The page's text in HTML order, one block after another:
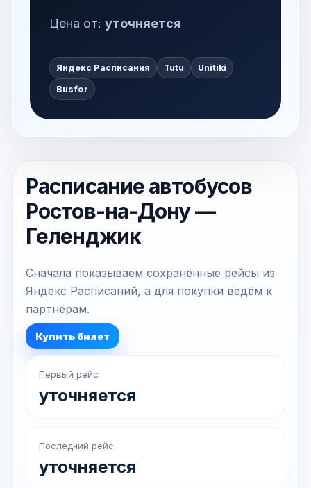
Цена от: уточняется
Яндекс Расписания Tutu Unitiki
Busfor
Расписание автобусов
Ростов-на-Дону —
Геленджик
Сначала показываем сохранённые рейсы из
Яндекс Расписаний, а для покупки ведём к
партнёрам.
Купить билет
Первый рейс
уточняется
Последний рейс
уточняется